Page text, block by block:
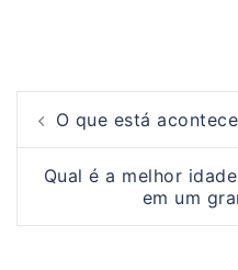
navigation
O que está
Qual é a melhor
em um